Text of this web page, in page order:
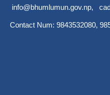
info@bhumlumun.gov.np,
Contact Num: 9843532080,